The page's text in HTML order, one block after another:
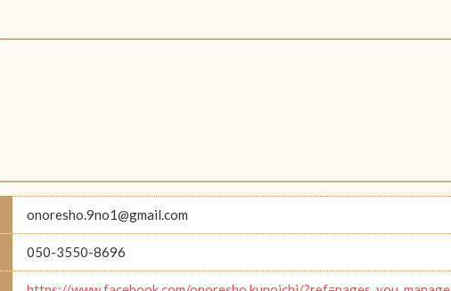
onoresho.9no1@gmail.com
050-3550-8696